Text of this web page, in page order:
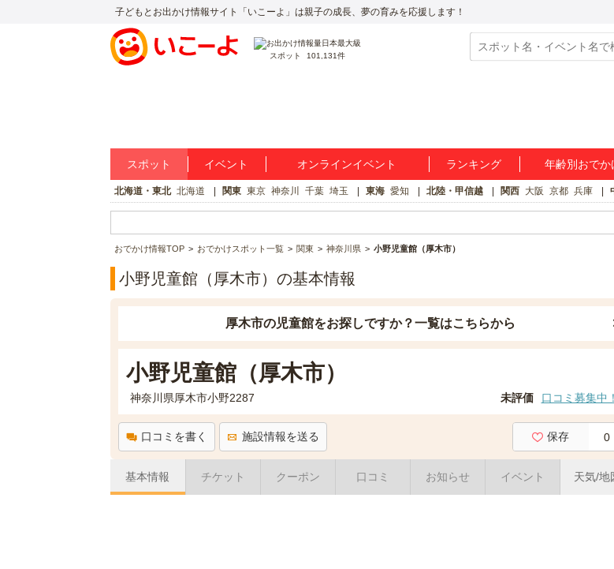
子どもとお出かけ情報サイト「いこーよ」は親子の成長、夢の育みを応援します！
スポット 101,131件
スポット イベント オンラインイベント ランキング 年齢別おでか
北海道・東北 北海道 関東 東京 神奈川 千葉 埼玉 東海 愛知 北陸・甲信越 関西 大阪 京都 兵庫
おでかけ情報TOP おでかけスポット一覧 関東 神奈川県 小野児童館（厚木市）
小野児童館（厚木市）の基本情報
厚木市の児童館をお探しですか？一覧はこちらから
小野児童館（厚木市）
神奈川県厚木市小野2287 未評価 口コミ募集中！
口コミを書く 施設情報を送る 保存 0
基本情報 チケット クーポン 口コミ お知らせ イベント 天気/地